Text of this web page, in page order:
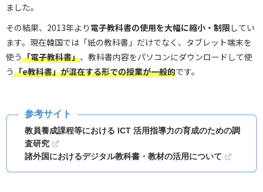
ました。
その結果、2013年より 電子教科書の使用を大幅に縮小・制限 してい
ます。現在韓国では「紙の教科書」だけでなく、タブレット端末を
使う「電子教科書」、教科書内容をパソコンにダウンロードして使
う「e教科書」が混在する形での授業が一般的です。
教員養成課程等における ICT 活用指導力の育成のための調
査研究
諸外国におけるデジタル教科書・教材の活用について